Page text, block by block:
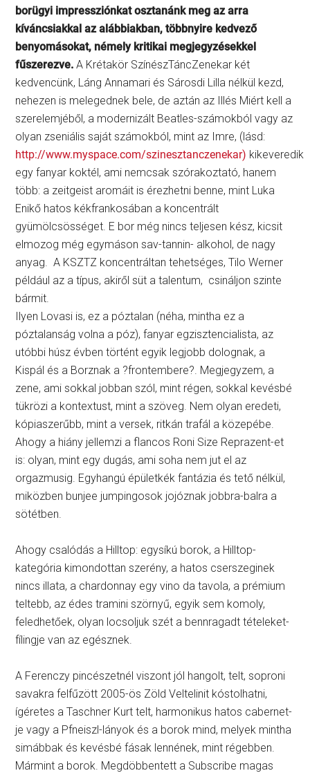
borügyi impressziónkat osztanánk meg az arra
kíváncsiakkal az alábbiakban, többnyire kedvező
benyomásokat, némely kritikai megjegyzésekkel
fűszerezve. A Krétakör SzínészTáncZenekar két
kedvencünk, Láng Annamari és Sárosdi Lilla nélkül kezd,
nehezen is melegednek bele, de aztán az Illés Miért kell a
szerelemjéből, a modernizált Beatles-számokból vagy az
olyan zseniális saját számokból, mint az Imre, (lásd:
http://www.myspace.com/szinesztanczenekar) kikeveredik
egy fanyar koktél, ami nemcsak szórakoztató, hanem
több: a zeitgeist aromáit is érezhetni benne, mint Luka
Enikő hatos kékfrankosában a koncentrált
gyümölcsösséget. E bor még nincs teljesen kész, kicsit
elmozog még egymáson sav-tannin- alkohol, de nagy
anyag. A KSZTZ koncentráltan tehetséges, Tilo Werner
például az a típus, akiről süt a talentum, csináljon szinte
bármit.
Ilyen Lovasi is, ez a póztalan (néha, mintha ez a
póztalanság volna a póz), fanyar egzisztencialista, az
utóbbi húsz évben történt egyik legjobb dolognak, a
Kispál és a Borznak a ?frontembere?. Megjegyzem, a
zene, ami sokkal jobban szól, mint régen, sokkal kevésbé
tükrözi a kontextust, mint a szöveg. Nem olyan eredeti,
kópiaszerűbb, mint a versek, ritkán trafál a közepébe.
Ahogy a hiány jellemzi a flancos Roni Size Reprazent-et
is: olyan, mint egy dugás, ami soha nem jut el az
orgazmusig. Egyhangú épületkék fantázia és tető nélkül,
miközben bunjee jumpingosok jojóznak jobbra-balra a
sötétben.
Ahogy csalódás a Hilltop: egysíkú borok, a Hilltop-
kategória kimondottan szerény, a hatos cserszeginek
nincs illata, a chardonnay egy vino da tavola, a prémium
teltebb, az édes tramini szörnyű, egyik sem komoly,
feledhetőek, olyan locsoljuk szét a bennragadt tételeket-
fílingje van az egésznek.
A Ferenczy pincészetnél viszont jól hangolt, telt, soproni
savakra felfűzött 2005-ös Zöld Veltelinit kóstolhatni,
ígéretes a Taschner Kurt telt, harmonikus hatos cabernet-
je vagy a Pfneiszl-lányok és a borok mind, melyek mintha
simábbak és kevésbé fásak lennének, mint régebben.
Mármint a borok. Megdöbbentett a Subscribe magas